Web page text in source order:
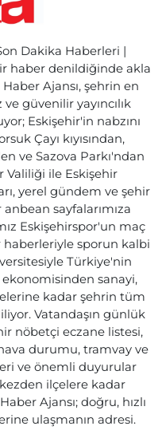
Dakika Haberleri |
haber denildiğinde akla
Ajansı, şehrin en
güvenilir yayıncılık
Eskişehir'in nabzını
Çayı kıyısından,
ve Sazova Parkı'ndan
Valiliği ile Eskişehir
yerel gündem ve şehir
sayfalarımıza
Eskişehirspor'un maç
haberleriyle sporun kalbi
Türkiye'nin
sanayi,
kadar şehrin tüm
Vatandaşın günlük
nöbetçi eczane listesi,
durumu, tramvay ve
ve önemli duyurular
ilçelere kadar
Ajansı; doğru, hızlı
ulaşmanın adresi.